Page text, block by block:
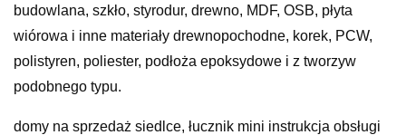
budowlana, szkło, styrodur, drewno, MDF, OSB, płyta
wiórowa i inne materiały drewnopochodne, korek, PCW,
polistyren, poliester, podłoża epoksydowe i z tworzyw
podobnego typu.
domy na sprzedaż siedlce, łucznik mini instrukcja obsługi